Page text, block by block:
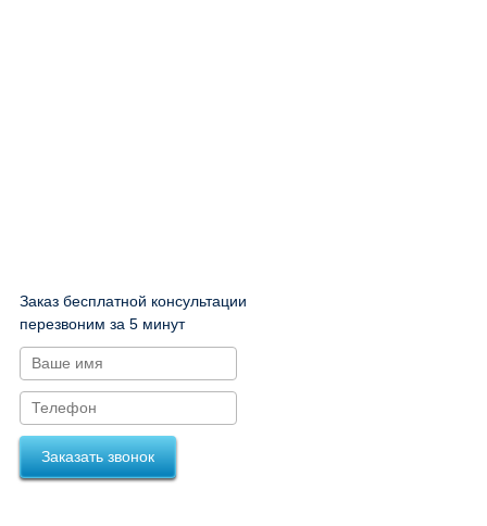
Заказ бесплатной консультации
перезвоним за 5 минут
Заказать звонок